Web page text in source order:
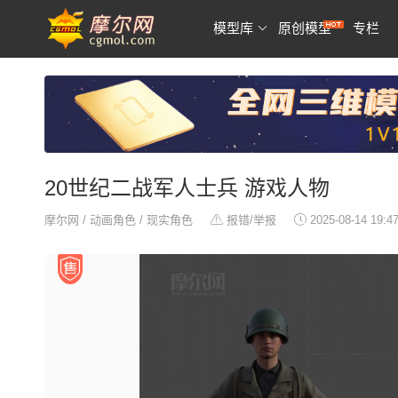
模型库 原创模型 专栏
20世纪二战军人士兵 游戏人物
摩尔网 / 动画角色 / 现实角色 报错/举报 2025-08-14 19:47